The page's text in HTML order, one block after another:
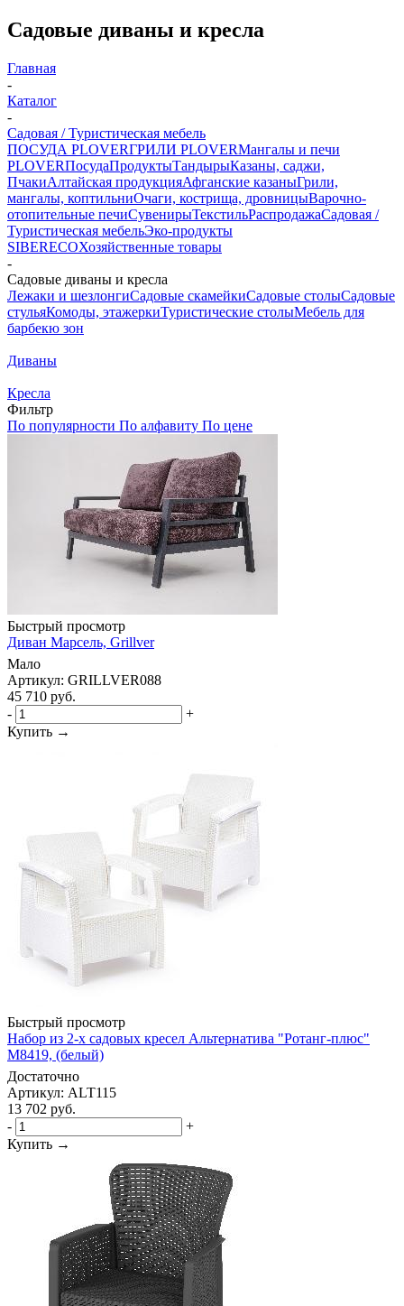
Садовые диваны и кресла
Главная
-
Каталог
-
Садовая / Туристическая мебель
ПОСУДА PLOVERГРИЛИ PLOVERМангалы и печи
PLOVERПосудаПродуктыТандырыКазаны, саджи,
ПчакиАлтайская продукцияАфганские казаныГрили,
мангалы, коптильниОчаги, кострища, дровницыВарочно-
отопительные печиСувенирыТекстильРаспродажаСадовая /
Туристическая мебельЭко-продукты
SIBERECOХозяйственные товары
-
Садовые диваны и кресла
Лежаки и шезлонгиСадовые скамейкиСадовые столыСадовые
стульяКомоды, этажеркиТуристические столыМебель для
барбекю зон
Диваны
Кресла
Фильтр
По популярности По алфавиту По цене
Быстрый просмотр
Диван Марсель, Grillver
Мало
Артикул: GRILLVER088
45 710 руб.
-
+
Купить →
Быстрый просмотр
Набор из 2-х садовых кресел Альтернатива "Ротанг-плюс"
М8419, (белый)
Достаточно
Артикул: ALT115
13 702 руб.
-
+
Купить →